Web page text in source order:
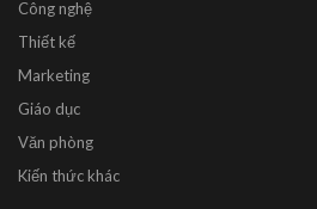
Công nghệ
Thiết kế
Marketing
Giáo dục
Văn phòng
Kiến thức khác